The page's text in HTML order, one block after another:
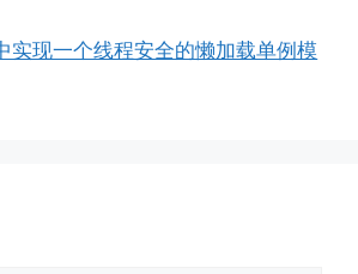
实现一个线程安全的懒加载单例模